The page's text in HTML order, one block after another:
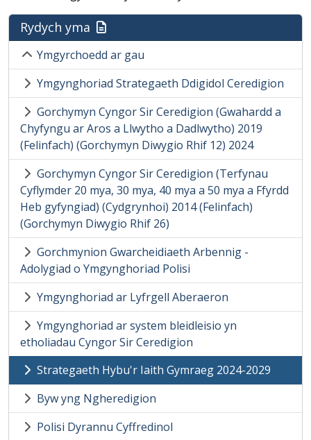
Rydych yma
Ymgyrchoedd ar gau
Ymgynghoriad Strategaeth Ddigidol Ceredigion
Gorchymyn Cyngor Sir Ceredigion (Gwahardd a
Chyfyngu ar Aros a Llwytho a Dadlwytho) 2019
(Felinfach) (Gorchymyn Diwygio Rhif 12) 2024
Gorchymyn Cyngor Sir Ceredigion (Terfynau
Cyflymder 20 mya, 30 mya, 40 mya a 50 mya a Ffyrdd
Heb gyfyngiad) (Cydgrynhoi) 2014 (Felinfach)
(Gorchymyn Diwygio Rhif 26)
Gorchmynion Gwarcheidiaeth Arbennig -
Adolygiad o Ymgynghoriad Polisi
Ymgynghoriad ar Lyfrgell Aberaeron
Ymgynghoriad ar system bleidleisio yn
etholiadau Cyngor Sir Ceredigion
Strategaeth Hybu'r Iaith Gymraeg 2024-2029
Byw yng Ngheredigion
Polisi Dyrannu Cyffredinol